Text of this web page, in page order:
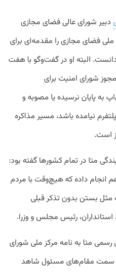
دبیر شورای عالی فضای مجازی
فضای مجازی را مقدمه‌ای برای
دانست. البته او در گفت‌وگو با هفت
شورای امنیت برای
به پایان نرسیده یا مصوبه و
نیامده باشد، مسیر مذاکره
است.
متا در تمام کشورها گفته بود:
انجام داده که هیچ‌وقت با مردم
مثل بستن بدون تذکر قبلی
رئیس مجلس و وزرا.
متا به نامه مرکز ملی شورای
از سمت مقام‌های مسئول شاهد